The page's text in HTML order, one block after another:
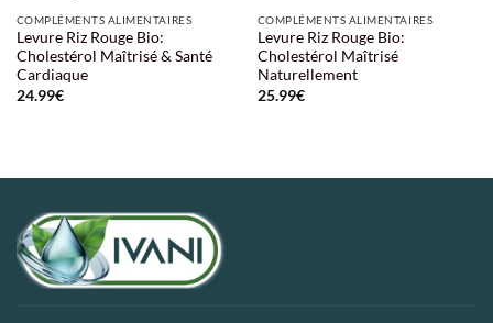
COMPLÉMENTS ALIMENTAIRES
Levure Riz Rouge Bio:
Cholestérol Maîtrisé & Santé
Cardiaque
24.99€
COMPLÉMENTS ALIMENTAIRES
Levure Riz Rouge Bio:
Cholestérol Maîtrisé
Naturellement
25.99€